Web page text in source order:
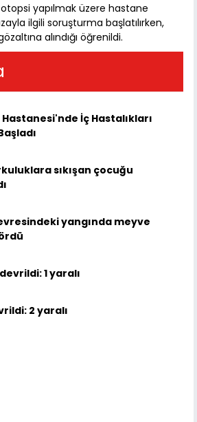
yapılmak üzere hastane
ilgili soruşturma başlatılırken,
alındığı öğrenildi.
İç Hastalıkları
sıkışan çocuğu
yangında meyve
1 yaralı
2 yaralı